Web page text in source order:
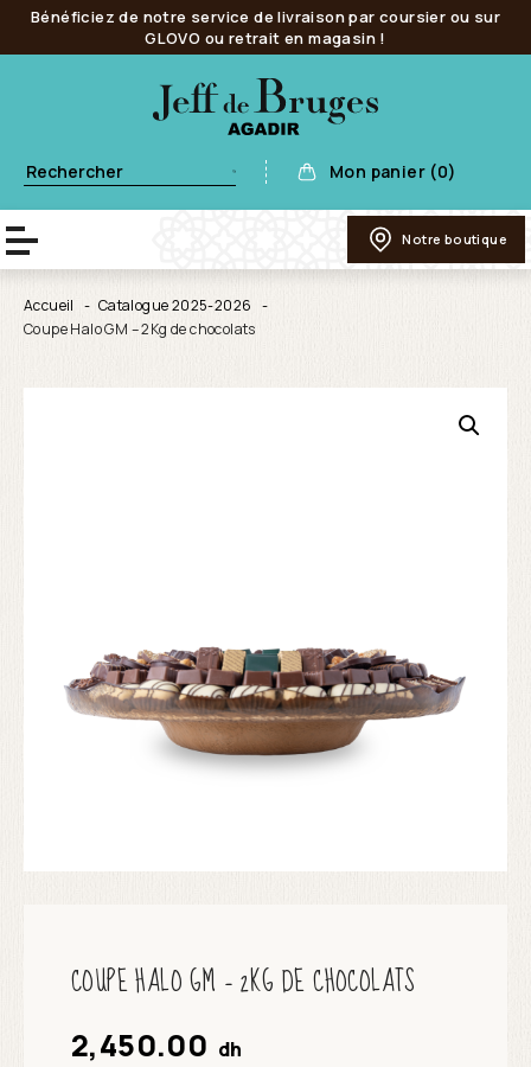
Bénéficiez de notre service de livraison par coursier ou sur
GLOVO ou retrait en magasin !
Mon panier (0)
Notre boutique
Accueil
Catalogue 2025-2026
Coupe Halo GM – 2Kg de chocolats
COUPE HALO GM – 2KG DE CHOCOLATS
2,450.00 dh